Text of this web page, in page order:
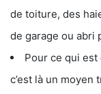
de toiture, des
de garage ou abri
Pour ce qui
c’est là un